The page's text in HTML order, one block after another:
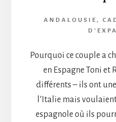
ANDALOUSIE ,
Pourquoi ce couple a
en Espagne Toni et
différents – ils ont
l’Italie mais
espagnole où ils